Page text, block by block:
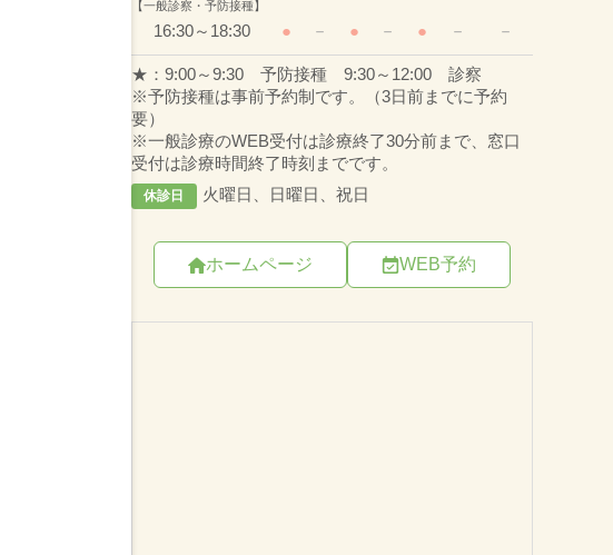
ホームページ WEB予約